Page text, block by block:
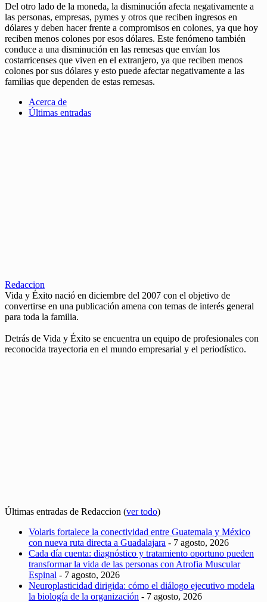
Del otro lado de la moneda, la disminución afecta negativamente a
las personas, empresas, pymes y otros que reciben ingresos en
dólares y deben hacer frente a compromisos en colones, ya que hoy
reciben menos colones por esos dólares. Este fenómeno también
conduce a una disminución en las remesas que envían los
costarricenses que viven en el extranjero, ya que reciben menos
colones por sus dólares y esto puede afectar negativamente a las
familias que dependen de estas remesas.
Acerca de
Últimas entradas
Redaccion
Vida y Éxito nació en diciembre del 2007 con el objetivo de
convertirse en una publicación amena con temas de interés general
para toda la familia.
Detrás de Vida y Éxito se encuentra un equipo de profesionales con
reconocida trayectoria en el mundo empresarial y el periodístico.
Últimas entradas de Redaccion (ver todo)
Volaris fortalece la conectividad entre Guatemala y México
con nueva ruta directa a Guadalajara - 7 agosto, 2026
Cada día cuenta: diagnóstico y tratamiento oportuno pueden
transformar la vida de las personas con Atrofia Muscular
Espinal - 7 agosto, 2026
Neuroplasticidad dirigida: cómo el diálogo ejecutivo modela
la biología de la organización - 7 agosto, 2026